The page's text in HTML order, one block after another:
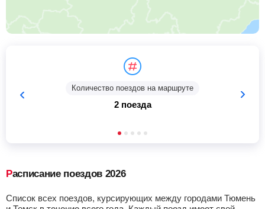
Количество поездов на маршруте
2 поезда
Расписание поездов 2026
Список всех поездов, курсирующих между городами Тюмень